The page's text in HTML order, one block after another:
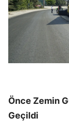
Önce Zemin
Geçildi